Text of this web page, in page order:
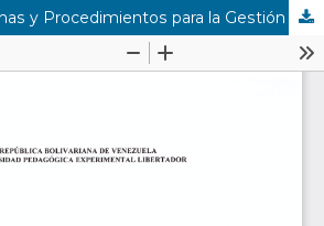
Manual de Normas y Procedimientos para la Gestión de Soporte Técnico